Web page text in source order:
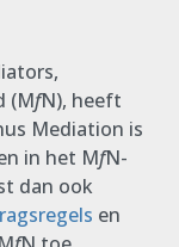
(MfN), heeft
Mediation is
in het MfN-
dan ook
en